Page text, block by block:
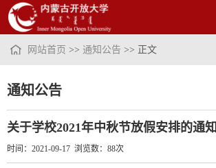
网站首页 >> 通知公告 >> 正文
通知公告
关于学校2021年中秋节放假安排的通知
时间：2021-09-17 浏览数： 88次